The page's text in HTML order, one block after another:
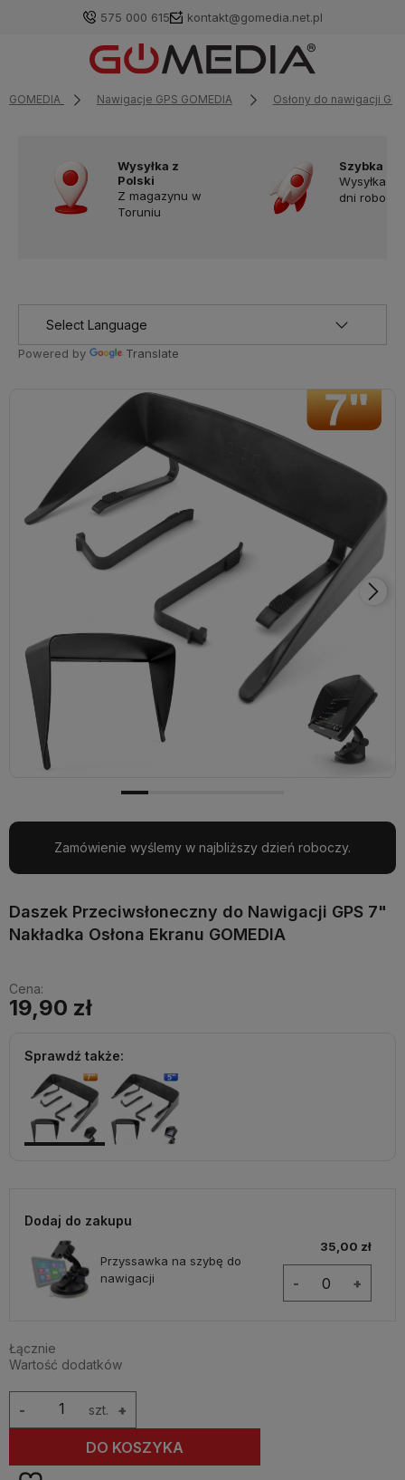
575 000 615 kontakt@gomedia.net.pl
GOMEDIA Nawigacje GPS GOMEDIA Osłony do nawigacji GPS
Wysyłka z
Polski
Z magazynu w
Toruniu
Szybka
Wysyłka w
dni
Powered by Translate
Zamówienie wyślemy w najbliższy dzień roboczy.
Daszek Przeciwsłoneczny do Nawigacji GPS 7"
Nakładka Osłona Ekranu GOMEDIA
Cena:
19,90 zł
Sprawdź także:
Dodaj do zakupu
Przyssawka na szybę do
nawigacji
35,00 zł
- +
Łącznie
Wartość dodatków
szt. +
-
DO KOSZYKA